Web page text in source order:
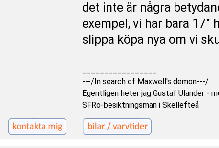
det inte är några
exempel, vi har bara 17"
slippa köpa nya om vi
---/In search of Maxwell's demon---/
Egentligen heter jag Gustaf Ulander -
SFRo-besiktningsman i Skellefteå